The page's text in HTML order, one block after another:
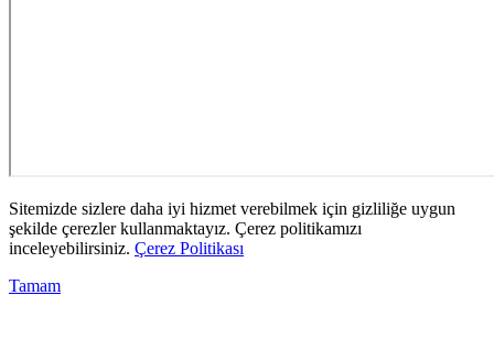
Sitemizde sizlere daha iyi hizmet verebilmek için gizliliğe uygun
şekilde çerezler kullanmaktayız. Çerez politikamızı
inceleyebilirsiniz. Çerez Politikası
Tamam